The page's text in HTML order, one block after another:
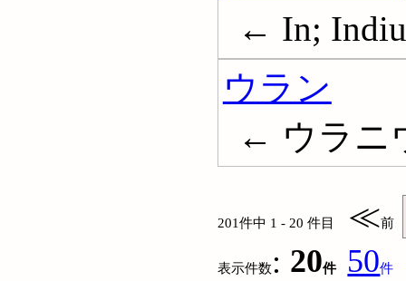
← In;
ウラン
← ウラニ
201件中 1 - 20 件目 ≪前
表示件数 : 20件 50件